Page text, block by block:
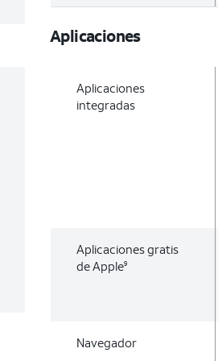
Aplicaciones
Aplicaciones
integradas
Aplicaciones gratis
de Apple9
Navegador